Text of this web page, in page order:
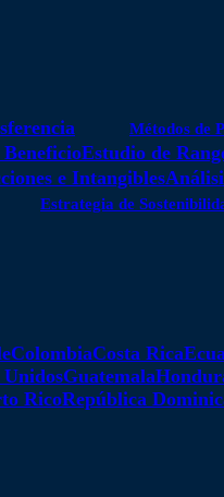
Métodos de
BeneficioEstudio de
e Intangibles
Estrategia de
ColombiaCosta Rica
UnidosGuatemala
RicoRepública